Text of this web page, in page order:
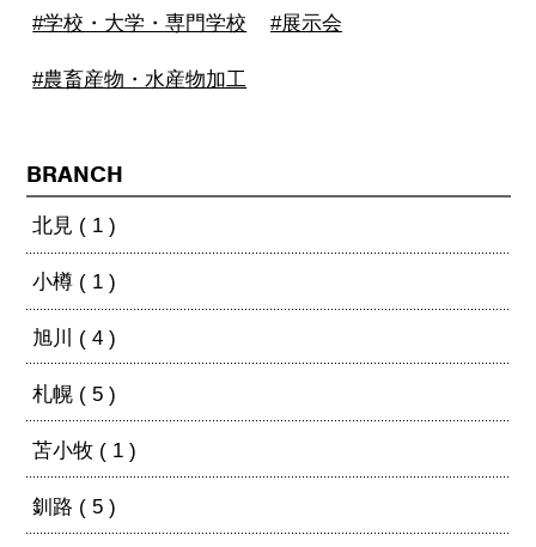
#学校・大学・専門学校 #展示会
#農畜産物・水産物加工
BRANCH
北見 ( 1 )
小樽 ( 1 )
旭川 ( 4 )
札幌 ( 5 )
苫小牧 ( 1 )
釧路 ( 5 )